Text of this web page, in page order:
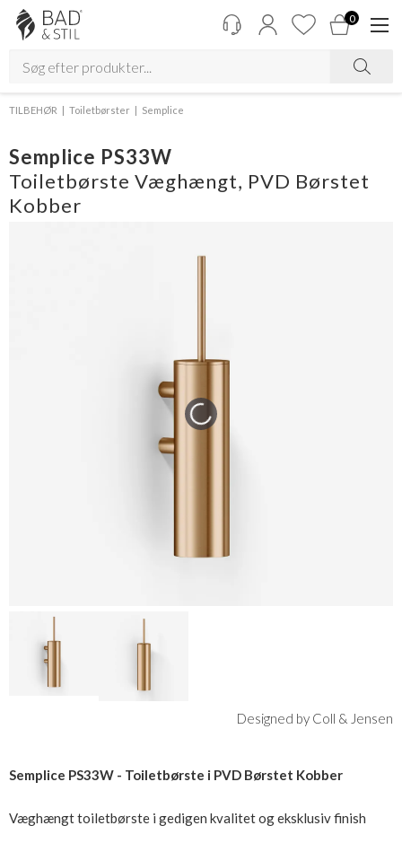
0
TILBEHØR Toiletbørster Semplice
Semplice PS33W
Toiletbørste Væghængt, PVD Børstet
Kobber
Designed by Coll & Jensen
Semplice PS33W - Toiletbørste i PVD Børstet Kobber
Væghængt toiletbørste i gedigen kvalitet og eksklusiv finish